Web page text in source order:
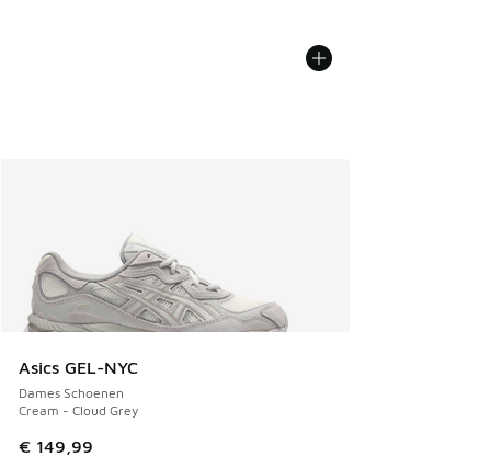
Asics GEL-NYC
Dames Schoenen
Cream - Cloud Grey
€ 149,99